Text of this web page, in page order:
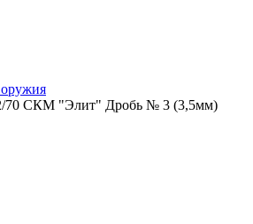
оружия
70 СКМ "Элит" Дробь № 3 (3,5мм)